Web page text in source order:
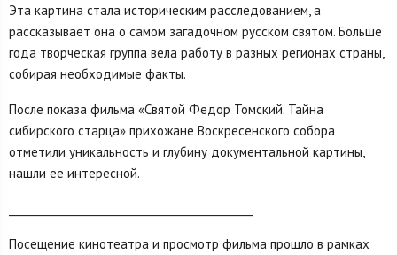
Эта картина стала историческим расследованием, а
рассказывает она о самом загадочном русском святом. Больше
года творческая группа вела работу в разных регионах страны,
собирая необходимые факты.
После показа фильма «Святой Федор Томский. Тайна
сибирского старца» прихожане Воскресенского собора
отметили уникальность и глубину документальной картины,
нашли ее интересной.
Посещение кинотеатра и просмотр фильма прошло в рамках